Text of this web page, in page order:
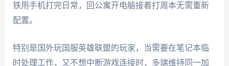
铁用手机打完日常，回公寓开电脑接着打周本无需重新
配置。
特别是国外玩国服英雄联盟的玩家，当需要在笔记本临
时处理工作，又不想中断游戏连接时，多端维持同一加